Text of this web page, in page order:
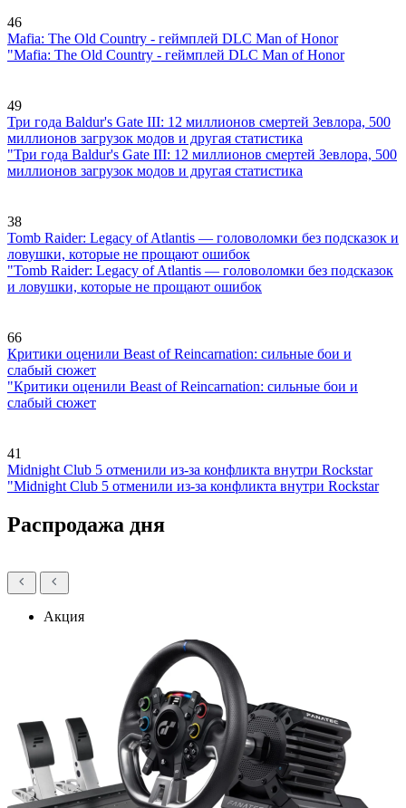
46
Mafia: The Old Country - геймплей DLC Man of Honor
"Mafia: The Old Country - геймплей DLC Man of Honor
49
Три года Baldur's Gate III: 12 миллионов смертей Зевлора, 500
миллионов загрузок модов и другая статистика
"Три года Baldur's Gate III: 12 миллионов смертей Зевлора, 500
миллионов загрузок модов и другая статистика
38
Tomb Raider: Legacy of Atlantis — головоломки без подсказок и
ловушки, которые не прощают ошибок
"Tomb Raider: Legacy of Atlantis — головоломки без подсказок
и ловушки, которые не прощают ошибок
66
Критики оценили Beast of Reincarnation: сильные бои и
слабый сюжет
"Критики оценили Beast of Reincarnation: сильные бои и
слабый сюжет
41
Midnight Club 5 отменили из-за конфликта внутри Rockstar
"Midnight Club 5 отменили из-за конфликта внутри Rockstar
Распродажа дня
Акция